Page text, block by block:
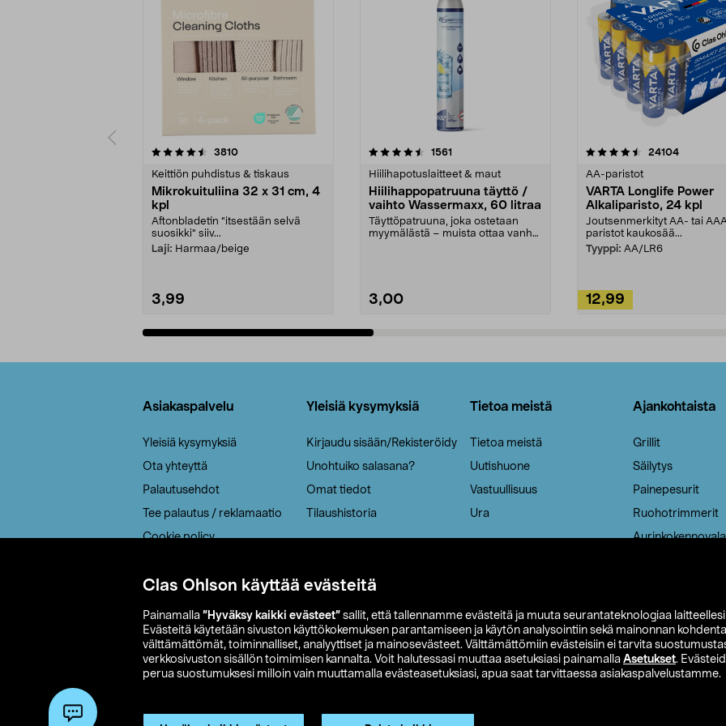
Clas Ohlson käyttää evästeitä
Painamalla ”Hyväksy kaikki evästeet” sallit, että tallennamme evästeitä ja muuta seurantateknologiaa
Evästeitä käytetään sivuston käyttökokemuksen parantamiseen ja käytön analysointiin sekä mainonnan
välttämättömät, toiminnalliset, analyyttiset ja mainosevästeet. Välttämättömiin evästeisiin ei tarvita
verkkosivuston sisällön toimimisen kannalta. Voit halutessasi muuttaa asetuksiasi painamalla Asetukset.
perua suostumuksesi milloin vain muuttamalla evästeasetuksiasi, apua saat tarvittaessa asiakaspalvelustamme.
3810arvostelut
Keittiön puhdistus & tiskaus
Mikrokuituliina 32 x 31 cm, 4
kpl
Aftonbladetin "itsestään selvä
suosikki" siiv...
Laji: Harmaa/beige
3,99
4.5viidestä
1561
Hiilihapotuslaitteet & maut
Hiilihappopatruuna täyttö /
vaihto Wassermaxx, 60 litraa
Täyttöpatruuna, joka ostetaan
myymälästä – muista ottaa vanha
3,00
4.5viidestä
24104arvostelut
AA-paristot
VARTA Longlife Power
Alkaliparisto, 24 kpl
Joutsenmerkityt AA- tai
paristot kaukosää...
Tyyppi: AA/LR6
12,99
4.5viidestä
Asiakaspalvelu
Yleisiä kysymyksiä
Ota yhteyttä
Palautusehdot
Tee palautus / reklamaatio
Cookie policy
Saavutettavuus
Yleisiä kysymyksiä
Kirjaudu sisään/Rekisteröidy
Unohtuiko salasana?
Omat tiedot
Tilaushistoria
Tietoa meistä
Tietoa meistä
Uutishuone
Vastuullisuus
Ura
Ajankohtaista
Grillit
Säilytys
Painepesurit
Ruohotrimmerit